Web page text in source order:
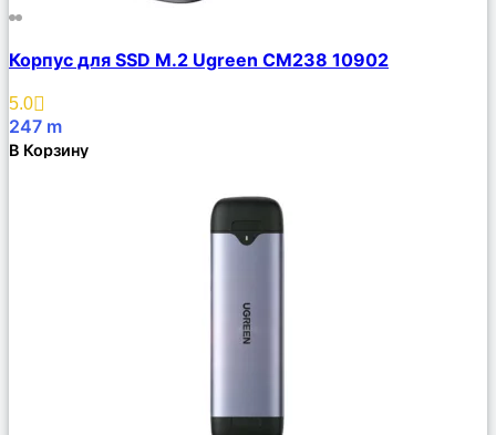
Описание
Избранное
Корпус для SSD M.2 Ugreen CM238 10902
5.0
247 m
В Корзину